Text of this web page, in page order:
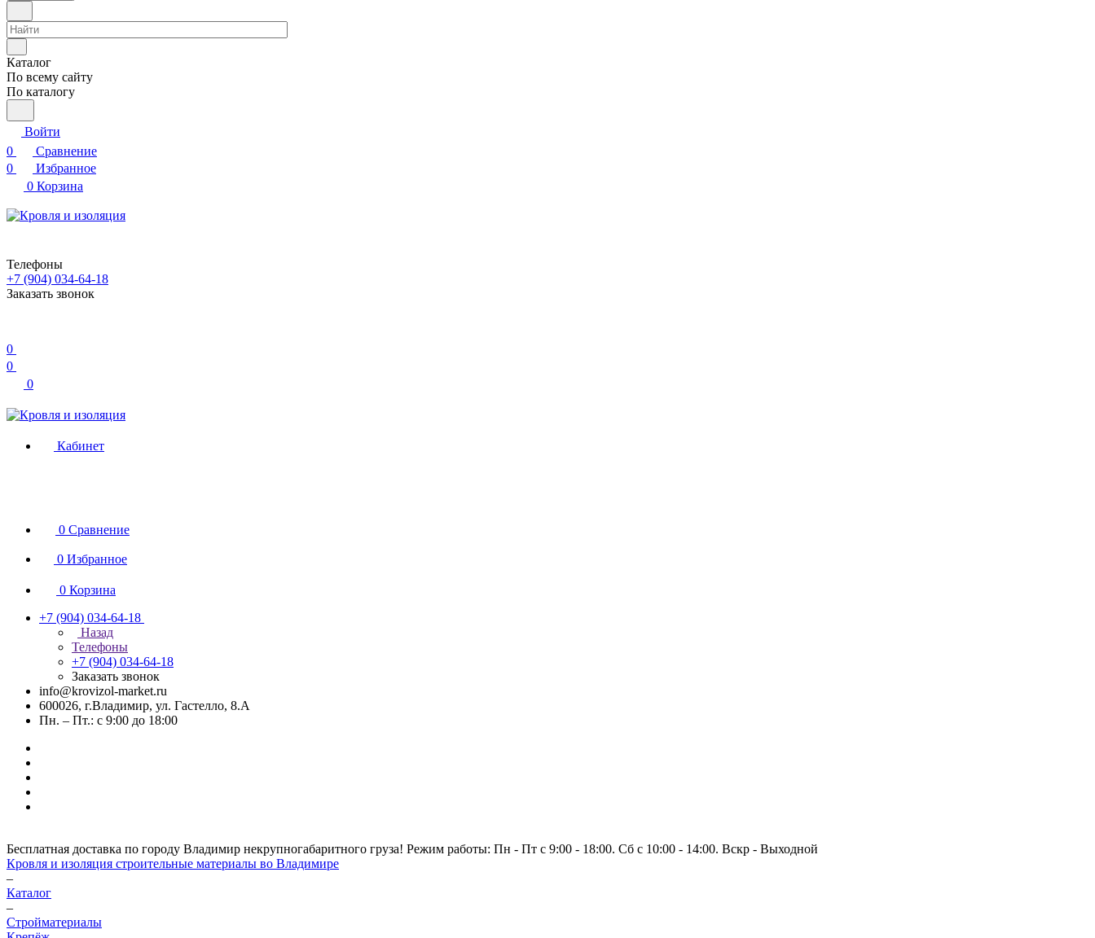
Каталог
По всему сайту
По каталогу
Войти
0
Сравнение
0
Избранное
0 Корзина
Телефоны
+7 (904) 034-64-18
Заказать звонок
0
0
0
Кабинет
0 Сравнение
0 Избранное
0 Корзина
+7 (904) 034-64-18
Назад
Телефоны
+7 (904) 034-64-18
Заказать звонок
info@krovizol-market.ru
600026, г.Владимир, ул. Гастелло, 8.А
Пн. – Пт.: с 9:00 до 18:00
Бесплатная доставка по городу Владимир некрупногабаритного груза! Режим работы: Пн - Пт с 9:00 - 18:00. Сб с 10:00 - 14:00. Вскр - Выходной
Кровля и изоляция строительные материалы во Владимире
–
Каталог
–
Стройматериалы